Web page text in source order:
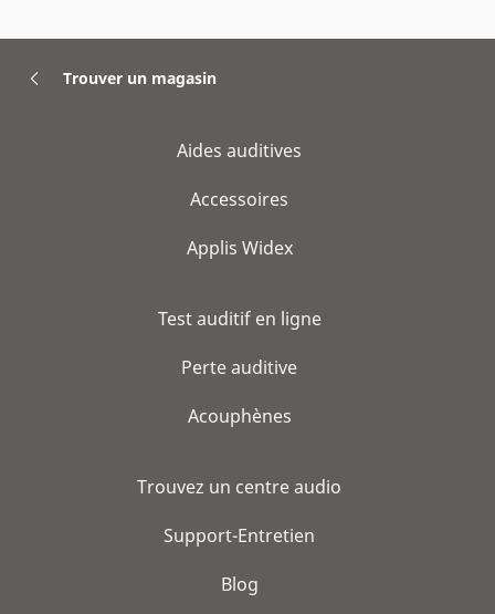
Trouver un magasin
Aides auditives
Accessoires
Applis Widex
Test auditif en ligne
Perte auditive
Acouphènes
Trouvez un centre audio
Support-Entretien
Blog